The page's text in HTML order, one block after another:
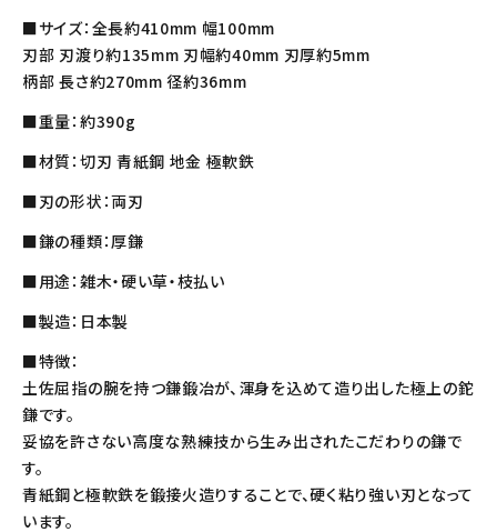
■サイズ：全長約410mm 幅100mm
刃部 刃渡り約135mm 刃幅約40mm 刃厚約5mm
柄部 長さ約270mm 径約36mm
■重量：約390g
■材質：切刃 青紙鋼 地金 極軟鉄
■刃の形状：両刃
■鎌の種類：厚鎌
■用途：雑木・硬い草・枝払い
■製造：日本製
■特徴：
土佐屈指の腕を持つ鎌鍛冶が、渾身を込めて造り出した極上の鉈
鎌です。
妥協を許さない高度な熟練技から生み出されたこだわりの鎌で
す。
青紙鋼と極軟鉄を鍛接火造りすることで、硬く粘り強い刃となって
います。